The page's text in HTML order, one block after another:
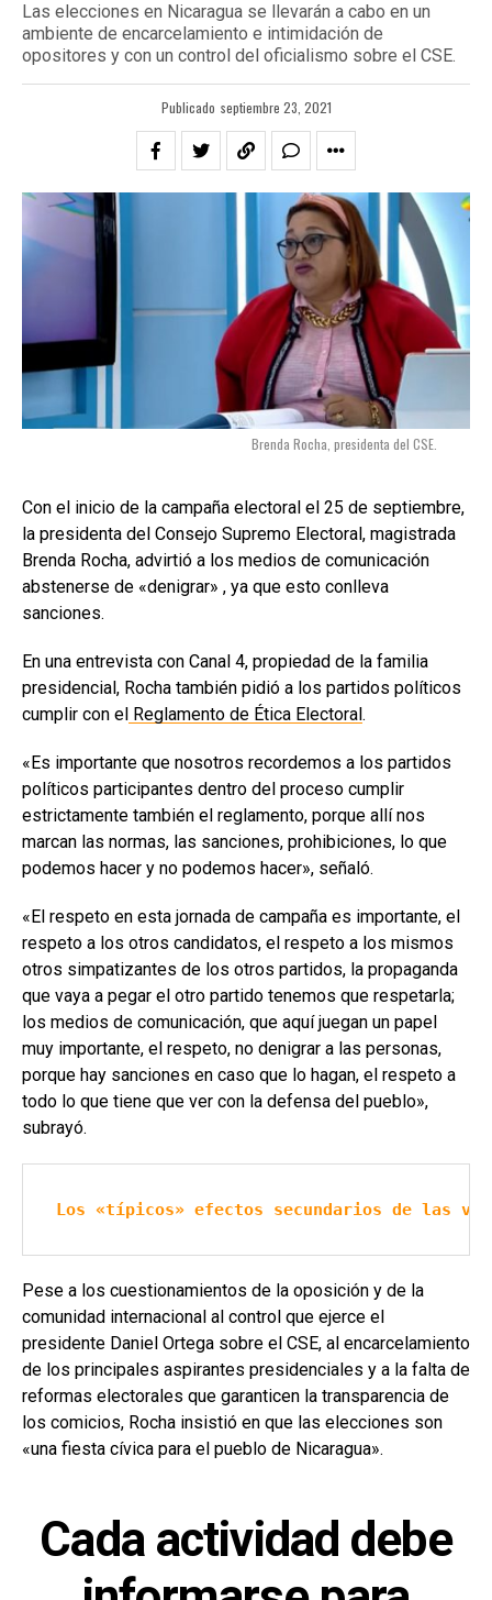
Las elecciones en Nicaragua se llevarán a cabo en un
ambiente de encarcelamiento e intimidación de
opositores y con un control del oficialismo sobre el CSE.
Publicado septiembre 23, 2021
Brenda Rocha, presidenta del CSE.
Con el inicio de la campaña electoral el 25 de septiembre,
la presidenta del Consejo Supremo Electoral, magistrada
Brenda Rocha, advirtió a los medios de comunicación
abstenerse de «denigrar» , ya que esto conlleva
sanciones.
En una entrevista con Canal 4, propiedad de la familia
presidencial, Rocha también pidió a los partidos políticos
cumplir con el Reglamento de Ética Electoral.
«Es importante que nosotros recordemos a los partidos
políticos participantes dentro del proceso cumplir
estrictamente también el reglamento, porque allí nos
marcan las normas, las sanciones, prohibiciones, lo que
podemos hacer y no podemos hacer», señaló.
«El respeto en esta jornada de campaña es importante, el
respeto a los otros candidatos, el respeto a los mismos
otros simpatizantes de los otros partidos, la propaganda
que vaya a pegar el otro partido tenemos que respetarla;
los medios de comunicación, que aquí juegan un papel
muy importante, el respeto, no denigrar a las personas,
porque hay sanciones en caso que lo hagan, el respeto a
todo lo que tiene que ver con la defensa del pueblo»,
subrayó.
Los «típicos» efectos secundarios de las
Pese a los cuestionamientos de la oposición y de la
comunidad internacional al control que ejerce el
presidente Daniel Ortega sobre el CSE, al encarcelamiento
de los principales aspirantes presidenciales y a la falta de
reformas electorales que garanticen la transparencia de
los comicios, Rocha insistió en que las elecciones son
«una fiesta cívica para el pueblo de Nicaragua».
Cada actividad debe